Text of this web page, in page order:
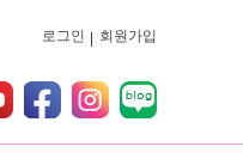
로그인 회원가입